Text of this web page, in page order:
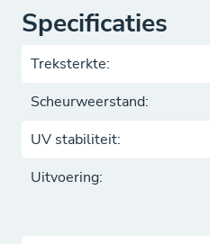
Specificaties
Treksterkte:
Scheurweerstand:
UV stabiliteit:
Uitvoering: